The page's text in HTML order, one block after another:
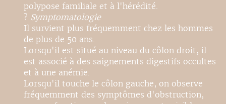
polypose familiale et à l'hérédité.
? Symptomatologie
Il survient plus fréquemment chez les hommes
de plus de 50 ans.
Lorsqu'il est situé au niveau du côlon droit, il
est associé à des saignements digestifs occultes
et à une anémie.
Lorsqu'il touche le côlon gauche, on observe
fréquemment des symptômes d'obstruction,